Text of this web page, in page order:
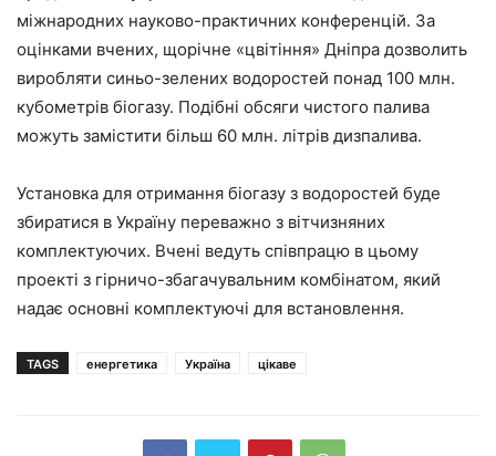
міжнародних науково-практичних конференцій. За
оцінками вчених, щорічне «цвітіння» Дніпра дозволить
виробляти синьо-зелених водоростей понад 100 млн.
кубометрів біогазу. Подібні обсяги чистого палива
можуть замістити більш 60 млн. літрів дизпалива.
Установка для отримання біогазу з водоростей буде
збиратися в Україну переважно з вітчизняних
комплектуючих. Вчені ведуть співпрацю в цьому
проекті з гірничо-збагачувальним комбінатом, який
надає основні комплектуючі для встановлення.
TAGS енергетика Україна цікаве